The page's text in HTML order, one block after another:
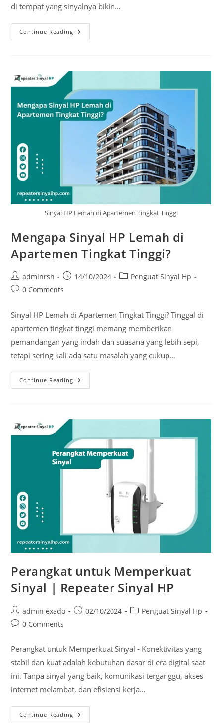
di tempat yang sinyalnya bikin…
Continue Reading Aplikasi
Penguat
Kualitas
Suara
Sinyal HP Lemah di Apartemen Tingkat Tinggi
Mengapa Sinyal HP Lemah di
Apartemen Tingkat Tinggi?
Post
author:
adminrsh
Post
published:
14/10/2024
PostPenguat Sinyal Hp
Post0 Comments
Sinyal HP Lemah di Apartemen Tingkat Tinggi? Tinggal di
apartemen tingkat tinggi memang memberikan
pemandangan yang indah dan suasana yang lebih sepi,
tetapi sering kali ada satu masalah yang cukup…
Continue Reading Mengapa
Sinyal
Tingkat
Perangkat untuk Memperkuat
Sinyal | Repeater Sinyal HP
Post
author:
admin exado
Post02/10/2024
PostPenguat Sinyal Hp
Post0 Comments
Perangkat untuk Memperkuat Sinyal - Konektivitas yang
stabil dan kuat adalah kebutuhan dasar di era digital saat
ini. Tanpa sinyal yang baik, komunikasi terganggu, akses
internet melambat, dan efisiensi kerja…
Continue Reading Perangkat